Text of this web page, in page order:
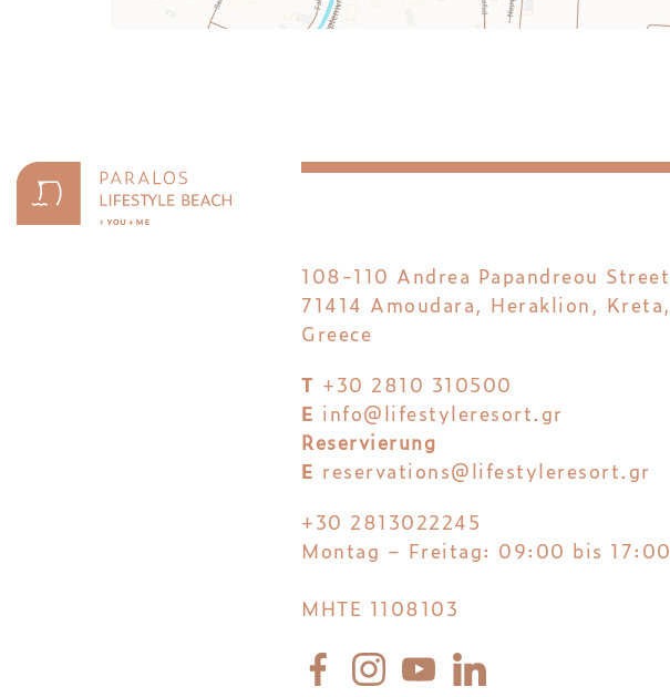
108-110 Andrea Papandreou Street
71414 Amoudara, Heraklion, Kreta,
Greece
T +30 2810 310500
E info@lifestyleresort.gr
Reservierung
E reservations@lifestyleresort.gr
+30 2813022245
Montag – Freitag: 09:00 bis 17:00
MHTE 1108103